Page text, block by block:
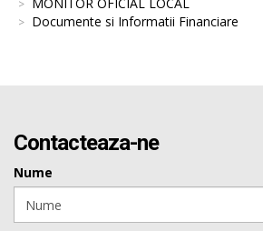
Documente si Informatii Financiare
Contacteaza-ne
Nume